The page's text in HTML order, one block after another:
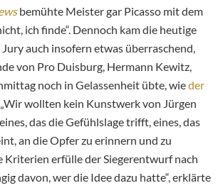
bemühte Meister gar Picasso mit dem
ich finde“. Dennoch kam die heutige
auch insofern etwas überraschend,
von Pro Duisburg, Hermann Kewitz,
noch in Gelassenheit übte, wieder
wollten kein Kunstwerk von Jürgen
das die Gefühlslage trifft, eines, das
an die Opfer zu erinnern und zu
Kriterien erfülle der Siegerentwurf nach
davon, wer die Idee dazu hatte“, erklärte